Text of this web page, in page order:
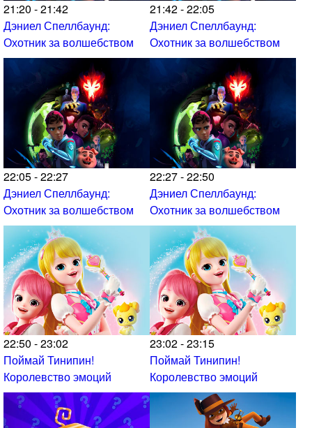
21:20 - 21:42
Дэниел Спеллбаунд:
Охотник за волшебством
21:42 - 22:05
Дэниел Спеллбаунд:
Охотник за волшебством
22:05 - 22:27
Дэниел Спеллбаунд:
Охотник за волшебством
22:27 - 22:50
Дэниел Спеллбаунд:
Охотник за волшебством
22:50 - 23:02
Поймай Тинипин!
Королевство эмоций
23:02 - 23:15
Поймай Тинипин!
Королевство эмоций